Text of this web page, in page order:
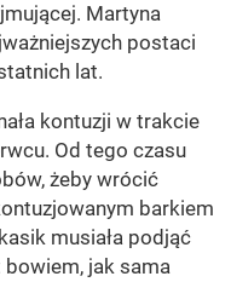
Martyna
postaci
lat.
kontuzji w trakcie
Od tego czasu
żeby wrócić
barkiem
musiała podjąć
bowiem, jak sama